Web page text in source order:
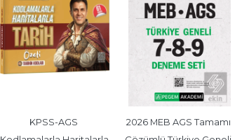
KPSS-AGS
2026 MEB AGS Tamamı